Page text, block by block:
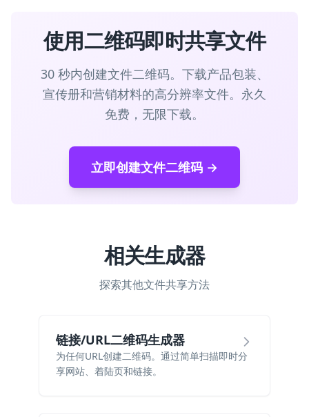
使用二维码即时共享文件
30 秒内创建文件二维码。下载产品包装、
宣传册和营销材料的高分辨率文件。永久
免费，无限下载。
立即创建文件二维码 →
相关生成器
探索其他文件共享方法
链接/URL二维码生成器
为任何URL创建二维码。通过简单扫描即时分
享网站、着陆页和链接。